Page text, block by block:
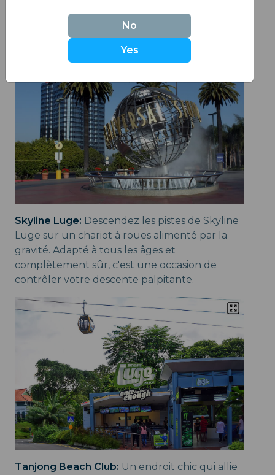
l'écran qui se combinent pour une journée
inoubliable de plaisir.
Skyline Luge: Descendez les pistes de Skyline
Luge sur un chariot à roues alimenté par la
gravité. Adapté à tous les âges et
complètement sûr, c'est une occasion de
contrôler votre descente palpitante.
Tanjong Beach Club: Un endroit chic qui allie
No
Yes